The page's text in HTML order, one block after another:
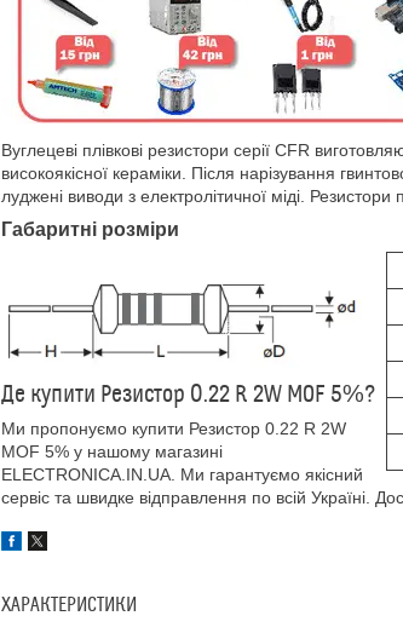
Вуглецеві плівкові резистори серії CFR
високоякісної кераміки. Після нарізування
луджені виводи з електролітичної міді.
Габаритні розміри
Де купити Резистор 0.22 R 2W MOF 5%?
Ми пропонуємо купити Резистор 0.22 R 2W
MOF 5% у нашому магазині
ELECTRONICA.IN.UA. Ми гарантуємо якісний
сервіс та швидке відправлення по всій Україні.
ХАРАКТЕРИСТИКИ